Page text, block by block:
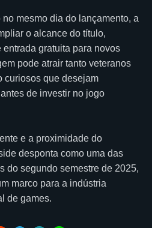
mesmo dia do lançamento, a
o alcance do título,
gratuita para novos
pode atrair tanto veteranos
curiosos que desejam
de investir no jogo
e a proximidade do
desponta como uma das
do segundo semestre de 2025,
marco para a indústria
de games.